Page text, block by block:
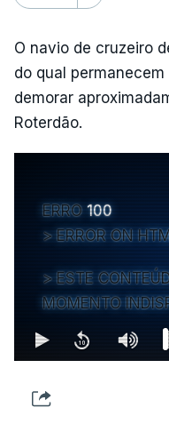
O navio de cruzeiro
do qual
demorar
Roterdão.
ERRO 100
ERROR ON
ESTE
MOMENTO